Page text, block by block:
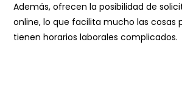
Además, ofrecen la posibilidad de
online, lo que facilita mucho las cosas
tienen horarios laborales complicados.